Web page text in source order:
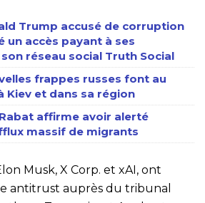
Trump accusé de corruption
un accès payant à ses
réseau social Truth Social
frappes russes font au
Kiev et dans sa région
affirme avoir alerté
massif de migrants
Musk, X Corp. et xAI, ont
antitrust auprès du tribunal